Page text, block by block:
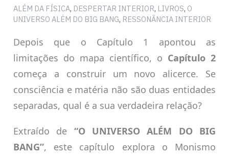
ALÉM DA FÍSICA, DESPERTAR INTERIOR, LIVROS, O
UNIVERSO ALÉM DO BIG BANG, RESSONÂNCIA INTERIOR
Depois que o Capítulo 1 apontou as
limitações do mapa científico, o Capítulo 2
começa a construir um novo alicerce. Se
consciência e matéria não são duas entidades
separadas, qual é a sua verdadeira relação?
Extraído de “O UNIVERSO ALÉM DO BIG
BANG”, este capítulo explora o Monismo